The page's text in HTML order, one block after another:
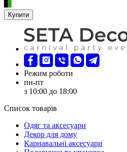
Купити
Режим роботи
пн-пт
з 10:00 до 18:00
Список товарів
Oдяг та аксесуари
Декор для дому
Карнавальні аксесуари